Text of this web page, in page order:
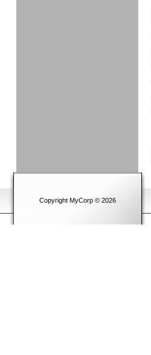
Copyright MyCorp © 2026